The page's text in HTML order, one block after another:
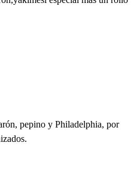
pepino y Philadelphia, por